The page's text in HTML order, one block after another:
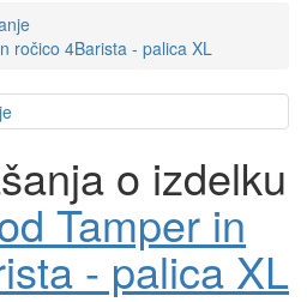
ročico 4Barista - palica XL
o izdelku
Tamper in
- palica XL